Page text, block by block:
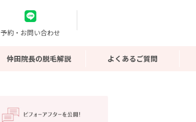
予約・お問い合わせ
仲田院長の脱毛解説 よくあるご質問